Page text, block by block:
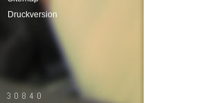
Druckversion